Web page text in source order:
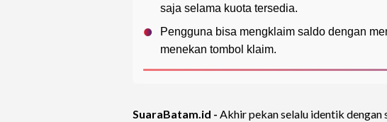
saja selama kuota tersedia.
Pengguna bisa mengklaim saldo dengan
menekan tombol klaim.
SuaraBatam.id - Akhir pekan selalu identik dengan